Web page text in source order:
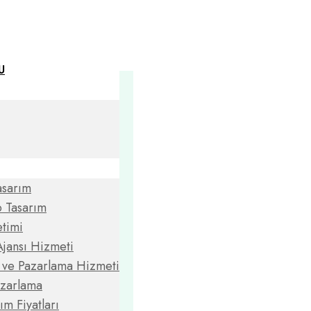
Hizmeti
ve Pazarlama Hizmeti
Fiyatları